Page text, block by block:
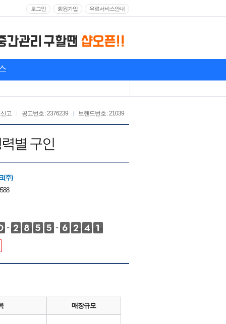
로그인 회원가입 유료서비스안내
브랜드번호 : 21039
공고번호 : 2376239
고
별 구인
(주)
매장규모